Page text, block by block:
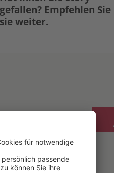
gefallen? Empfehlen Sie
sie weiter.